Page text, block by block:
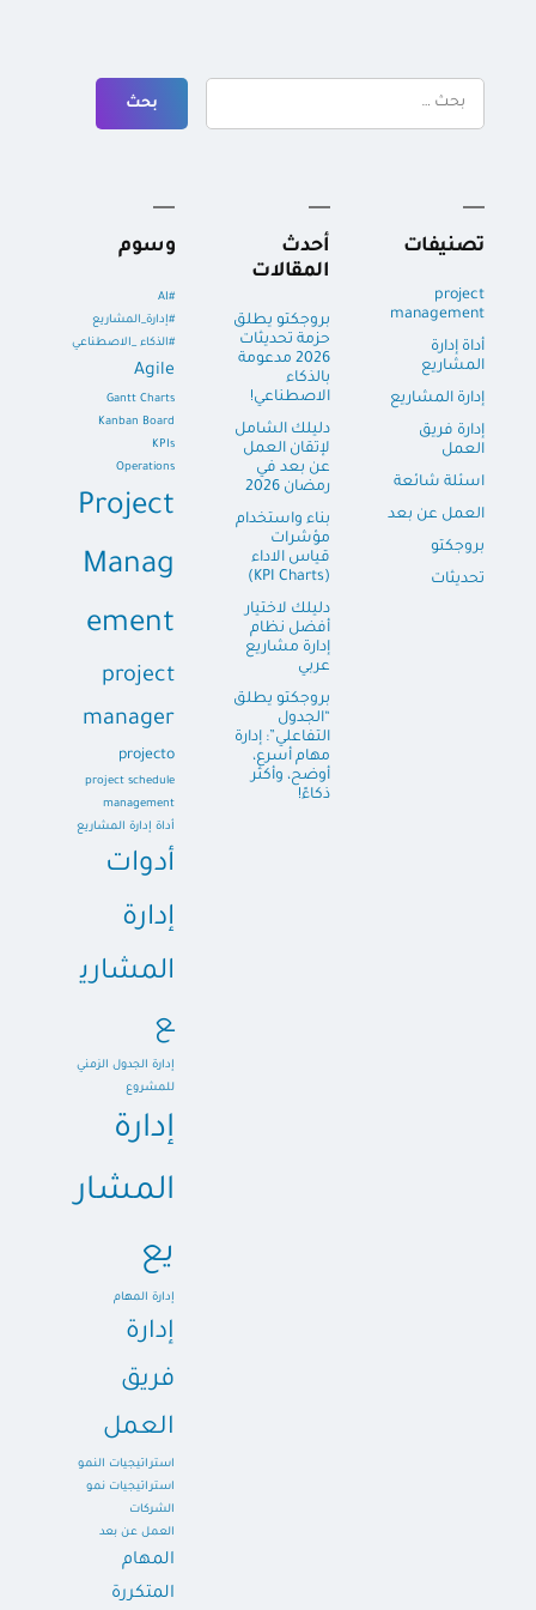
البحث
تصنيفات
project
management
أداة إدارة
المشاريع
إدارة المشاريع
إدارة فريق
العمل
اسئلة شائعة
العمل عن بعد
بروجكتو
تحديثات
أحدث
المقالات
بروجكتو يطلق
حزمة تحديثات
2026 مدعومة
بالذكاء
الاصطناعي!
دليلك الشامل
لإتقان العمل
عن بعد في
رمضان 2026
بناء واستخدام
مؤشرات
قياس الاداء
(KPI Charts)
دليلك لاختيار
أفضل نظام
إدارة مشاريع
عربي
بروجكتو يطلق
“الجدول
التفاعلي”: إدارة
مهام أسرع،
أوضح، وأكثر
ذكاءً!
وسوم
#AI
#إدارة_المشاريع
#الذكاء _الاصطناعي
Agile
Gantt Charts
Kanban Board
KPIs
Operations
Project
Manag
ement
project
manager
projecto
project schedule
management
أداة إدارة المشاريع
أدوات
إدارة
المشاري
ع
إدارة الجدول الزمني
للمشروع
إدارة
المشار
يع
إدارة المهام
إدارة
فريق
العمل
استراتيجيات النمو
استراتيجيات نمو
الشركات
العمل عن بعد
المهام
المتكررة